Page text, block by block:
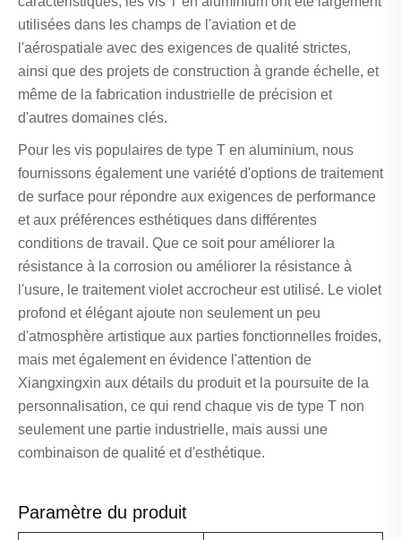
utilisées dans les champs de l'aviation et de
l'aérospatiale avec des exigences de qualité strictes,
ainsi que des projets de construction à grande échelle, et
même de la fabrication industrielle de précision et
d'autres domaines clés.
Pour les vis populaires de type T en aluminium, nous
fournissons également une variété d'options de traitement
de surface pour répondre aux exigences de performance
et aux préférences esthétiques dans différentes
conditions de travail. Que ce soit pour améliorer la
résistance à la corrosion ou améliorer la résistance à
l'usure, le traitement violet accrocheur est utilisé. Le violet
profond et élégant ajoute non seulement un peu
d'atmosphère artistique aux parties fonctionnelles froides,
mais met également en évidence l'attention de
Xiangxingxin aux détails du produit et la poursuite de la
personnalisation, ce qui rend chaque vis de type T non
seulement une partie industrielle, mais aussi une
combinaison de qualité et d'esthétique.
Paramètre du produit